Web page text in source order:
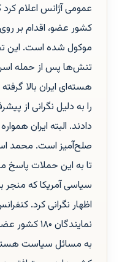
عمومی آژانس اعلام
کشور عضو، اقدام بر
موکول شده است. این
تنش‌ها پس از حمله
هسته‌ای ایران بالا
را به دلیل نگرانی از
دادند. البته ایران
صلح‌آمیز است. محمد
تا به این حملات پاسخ
سیاسی آمریکا که منجر
اظهار نگرانی کرد.
نمایندگان
به مسائل سیاست